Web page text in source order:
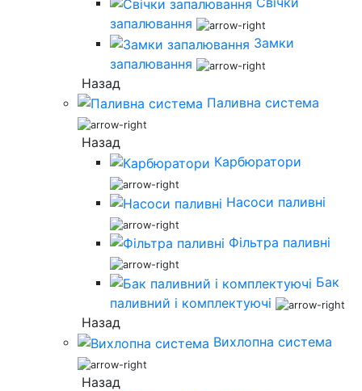
запалювання
Замки
запалювання
Назад
Паливна система
Назад
Карбюратори
Насоси паливні
Фільтра паливні
Бак
паливний і комплектуючі
Назад
Вихлопна система
Назад